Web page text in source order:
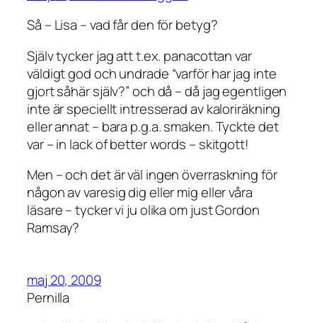
Så – Lisa – vad får den för betyg?
Själv tycker jag att t.ex. panacottan var
väldigt god och undrade “varför har jag inte
gjort såhär själv?” och då – då jag egentligen
inte är speciellt intresserad av kaloriräkning
eller annat – bara p.g.a. smaken. Tyckte det
var – in lack of better words – skitgott!
Men – och det är väl ingen överraskning för
någon av varesig dig eller mig eller våra
läsare – tycker vi ju olika om just Gordon
Ramsay?
maj 20, 2009
Pernilla